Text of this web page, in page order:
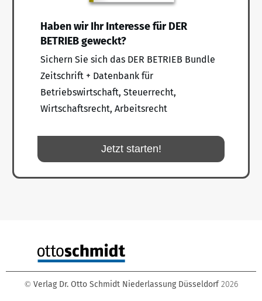
Haben wir Ihr Interesse für DER
BETRIEB geweckt?
Sichern Sie sich das DER BETRIEB Bundle
Zeitschrift + Datenbank für
Betriebswirtschaft, Steuerrecht,
Wirtschaftsrecht, Arbeitsrecht
Jetzt starten!
© Verlag Dr. Otto Schmidt Niederlassung Düsseldorf 2026